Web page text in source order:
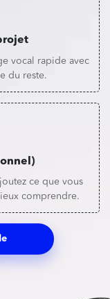
vocal rapide avec
du reste.
ce que vous
comprendre.